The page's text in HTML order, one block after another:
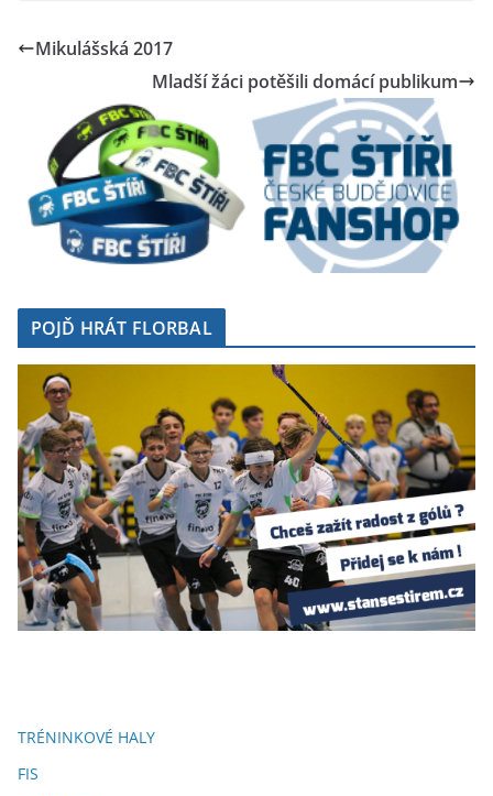
Mikulášská 2017
Mladší žáci potěšili domácí publikum
POJĎ HRÁT FLORBAL
TRÉNINKOVÉ HALY
FIS